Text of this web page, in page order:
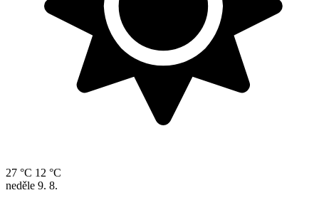
27 °C 12 °C
neděle 9. 8.